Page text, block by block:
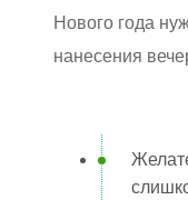
Нового года
нанесения